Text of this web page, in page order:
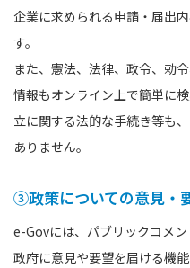
企業に求められる申請・届出
す。
また、憲法、法律、政令、勅
情報もオンライン上で簡単に
立に関する法的な手続き等も
ありません。
③政策についての意見・
e-Govには、パブリックコメ
政府に意見や要望を届ける機能